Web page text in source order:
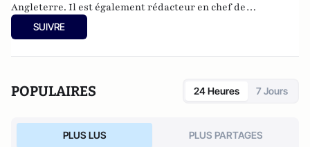
Angleterre. Il est également rédacteur en chef de
Bournbrook Magazine, qu'il a fondé en 2019, et a
précédemment écrit pour l'Express Online de Londres. Son
SUIVRE
POPULAIRES 24 Heures 7 Jours
PLUS LUS PLUS PARTAGES